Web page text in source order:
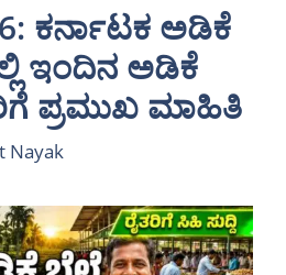
ಕರ್ನಾಟಕ ಅಡಿಕೆ
ಇಂದಿನ ಅಡಿಕೆ
ಪ್ರಮುಖ ಮಾಹಿತಿ
Nayak